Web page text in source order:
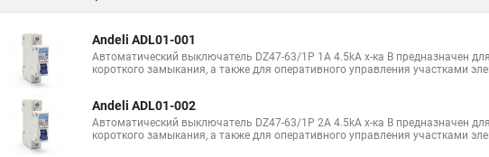
Andeli ADL01-001
Автоматический выключатель DZ47-63/1P 1A 4.5kA х-ка B предназначен
короткого замыкания, а также для оперативного управления участками
Andeli ADL01-002
Автоматический выключатель DZ47-63/1P 2A 4.5kA х-ка B предназначен
короткого замыкания, а также для оперативного управления участками